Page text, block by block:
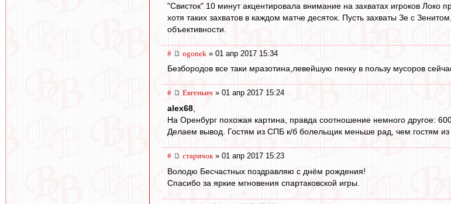
"Свисток" 10 минут акцентировала внимание на захватах игроков Локо
хотя таких захватов в каждом матче десяток. Пусть захваты Зе с
объективности.
# ogonek » 01 апр 2017 15:34
Безбородов все таки мразотина,левейшую пенку в пользу мусоров
# Евгеньич » 01 апр 2017 15:24
alex68
На Оренбург похожая картина, правда соотношение немного другое:
Делаем вывод. Гостям из СПБ к/б болельщик меньше рад, чем гостям из
# старичок » 01 апр 2017 15:23
Володю Бесчастных поздравляю с днём рождения!
Спасибо за яркие мгновения спартаковской игры.